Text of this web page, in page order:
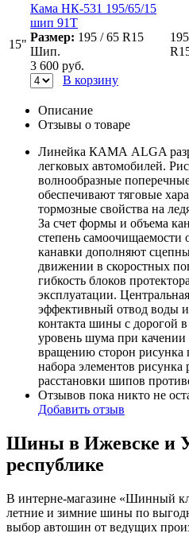
15"
Кама НК-531 195/65/15
шип 91Т
Размер: 195 / 65 R15
Шип.
3 600 руб.
В корзину
Описание
Отзывы о товаре
Линейка КАМА ALGA
легковых автомобилей.
волнообразные
обеспечивают тяговые
тормозные свойства на
За счет формы и объема
степень самоочищаемости
канавки дополняют
движении в скоростных
гибкость блоков
эксплуатации.
эффективный отвод воды
контакта шины с дорогой
уровень шума при
вращению сторон рисунка
набора элементов
расстановки шипов
Отзывов пока никто не
Добавить отзыв
Шины в Ижевске и
республике
В интерне-магазине «Шинный
летние и зимние шины по
выбор автошин от ведущих